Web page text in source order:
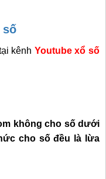
số
kênh Youtube xổ số
không cho số dưới
cho số đều là lừa